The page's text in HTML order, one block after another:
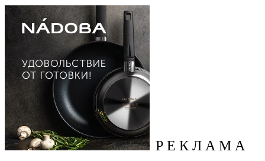
Р Е К Л А М А